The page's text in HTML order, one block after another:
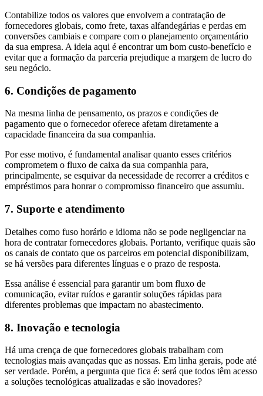
Contabilize todos os valores que envolvem a contratação de
fornecedores globais, como frete, taxas alfandegárias e perdas em
conversões cambiais e compare com o planejamento orçamentário
da sua empresa. A ideia aqui é encontrar um bom custo-benefício e
evitar que a formação da parceria prejudique a margem de lucro do
seu negócio.
6. Condições de pagamento
Na mesma linha de pensamento, os prazos e condições de
pagamento que o fornecedor oferece afetam diretamente a
capacidade financeira da sua companhia.
Por esse motivo, é fundamental analisar quanto esses critérios
comprometem o fluxo de caixa da sua companhia para,
principalmente, se esquivar da necessidade de recorrer a créditos e
empréstimos para honrar o compromisso financeiro que assumiu.
7. Suporte e atendimento
Detalhes como fuso horário e idioma não se pode negligenciar na
hora de contratar fornecedores globais. Portanto, verifique quais são
os canais de contato que os parceiros em potencial disponibilizam,
se há versões para diferentes línguas e o prazo de resposta.
Essa análise é essencial para garantir um bom fluxo de
comunicação, evitar ruídos e garantir soluções rápidas para
diferentes problemas que impactam no abastecimento.
8. Inovação e tecnologia
Há uma crença de que fornecedores globais trabalham com
tecnologias mais avançadas que as nossas. Em linha gerais, pode até
ser verdade. Porém, a pergunta que fica é: será que todos têm acesso
a soluções tecnológicas atualizadas e são inovadores?